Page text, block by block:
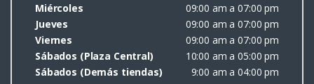
Miércoles
09:00 am a 07:00 pm
Jueves
09:00 am a 07:00 pm
Viernes
09:00 am a 07:00 pm
Sábados (Plaza Central)
10:00 am a 05:00 pm
Sábados (Demás tiendas)
9:00 am a 04:00 pm